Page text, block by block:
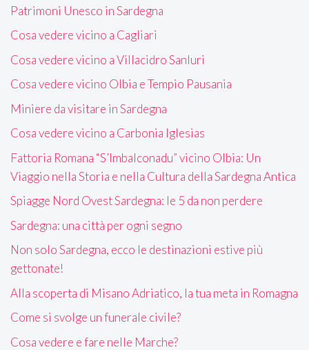
Patrimoni Unesco in Sardegna
Cosa vedere vicino a Cagliari
Cosa vedere vicino a Villacidro Sanluri
Cosa vedere vicino Olbia e Tempio Pausania
Miniere da visitare in Sardegna
Cosa vedere vicino a Carbonia Iglesias
Fattoria Romana “S’Imbalconadu” vicino Olbia: Un
Viaggio nella Storia e nella Cultura della Sardegna Antica
Spiagge Nord Ovest Sardegna: le 5 da non perdere
Sardegna: una città per ogni segno
Non solo Sardegna, ecco le destinazioni estive più
gettonate!
Alla scoperta di Misano Adriatico, la tua meta in Romagna
Come si svolge un funerale civile?
Cosa vedere e fare nelle Marche?